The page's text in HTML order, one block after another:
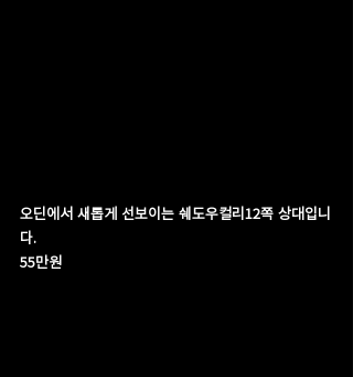
오딘에서 새롭게 선보이는 쉐도우컬리12쪽 상대입니
다.
55만원